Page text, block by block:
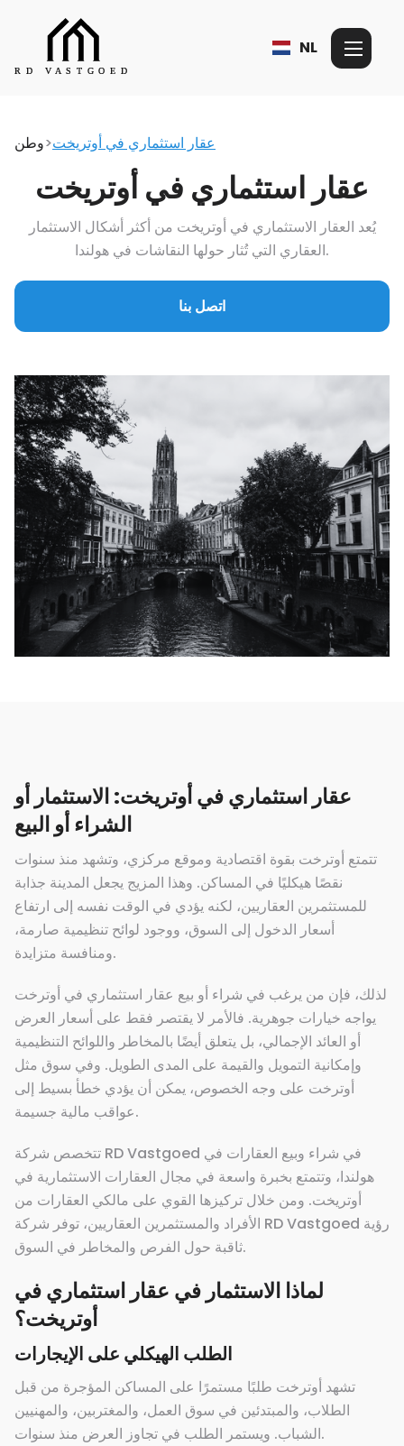
NL
وطن>عقار استثماري في أوتريخت
عقار استثماري في أوتريخت
يُعد العقار الاستثماري في أوتريخت من أكثر أشكال الاستثمار
العقاري التي تُثار حولها النقاشات في هولندا.
اتصل بنا
عقار استثماري في أوتريخت: الاستثمار أو
الشراء أو البيع
تتمتع أوترخت بقوة اقتصادية وموقع مركزي، وتشهد منذ سنوات
نقصًا هيكليًا في المساكن. وهذا المزيج يجعل المدينة جذابة
للمستثمرين العقاريين، لكنه يؤدي في الوقت نفسه إلى ارتفاع
أسعار الدخول إلى السوق، ووجود لوائح تنظيمية صارمة،
ومنافسة متزايدة.
لذلك، فإن من يرغب في شراء أو بيع عقار استثماري في أوترخت
يواجه خيارات جوهرية. فالأمر لا يقتصر فقط على أسعار العرض
أو العائد الإجمالي، بل يتعلق أيضًا بالمخاطر واللوائح التنظيمية
وإمكانية التمويل والقيمة على المدى الطويل. وفي سوق مثل
أوترخت على وجه الخصوص، يمكن أن يؤدي خطأ بسيط إلى
عواقب مالية جسيمة.
تتخصص شركة RD Vastgoed في شراء وبيع العقارات في
هولندا، وتتمتع بخبرة واسعة في مجال العقارات الاستثمارية في
أوتريخت. ومن خلال تركيزها القوي على مالكي العقارات من
الأفراد والمستثمرين العقاريين، توفر شركة RD Vastgoed رؤية
ثاقبة حول الفرص والمخاطر في السوق.
لماذا الاستثمار في عقار استثماري في
أوتريخت؟
الطلب الهيكلي على الإيجارات
تشهد أوترخت طلبًا مستمرًا على المساكن المؤجرة من قبل
الطلاب، والمبتدئين في سوق العمل، والمغتربين، والمهنيين
الشباب. ويستمر الطلب في تجاوز العرض منذ سنوات.